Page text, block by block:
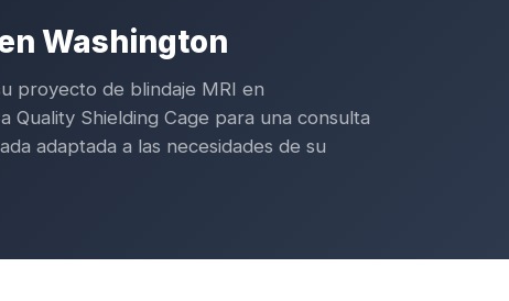
Washington
proyecto de blindaje MRI en
Quality Shielding Cage para una consulta
adaptada a las necesidades de su